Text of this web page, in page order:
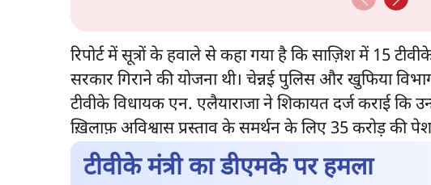
रिपोर्ट में सूत्रों के हवाले से कहा गया है कि साज़िश में 15
सरकार गिराने की योजना थी। चेन्नई पुलिस और खुफिया
टीवीके विधायक एन. एलैयाराजा ने शिकायत दर्ज कराई कि
ख़िलाफ़ अविश्वास प्रस्ताव के समर्थन के लिए 35 करोड़ की
टीवीके मंत्री का डीएमके पर हमला